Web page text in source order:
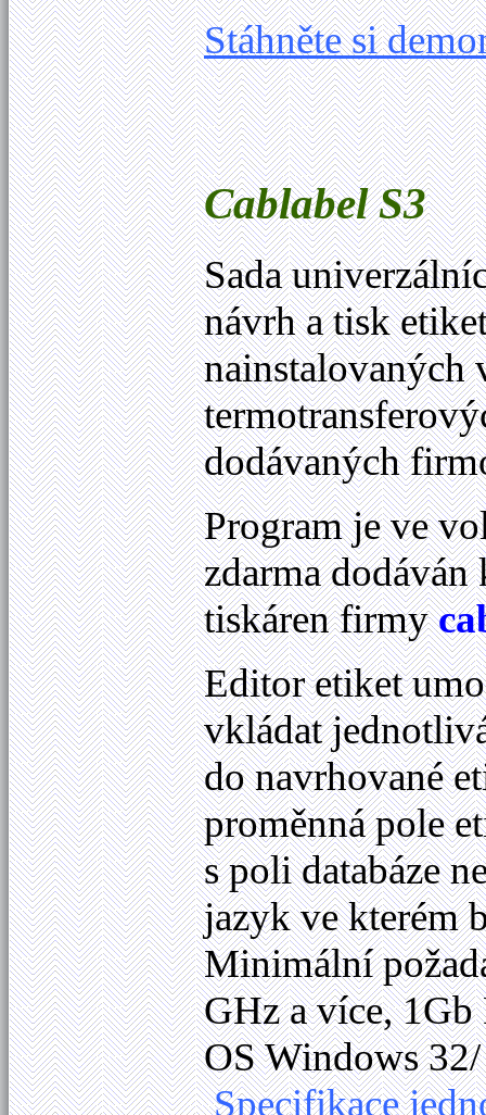
Stáhněte si
CablabelS3
Sada
návrh a tisk
nainstalovaných
dodávaných
Program je ve
zdarma
tiskáren firmy
Editor etiket
vkládat
do navrhované
proměnná pole
s poli databáze
jazyk ve kterém
Minimální
GHz a více,
OS Windows
Specifikace